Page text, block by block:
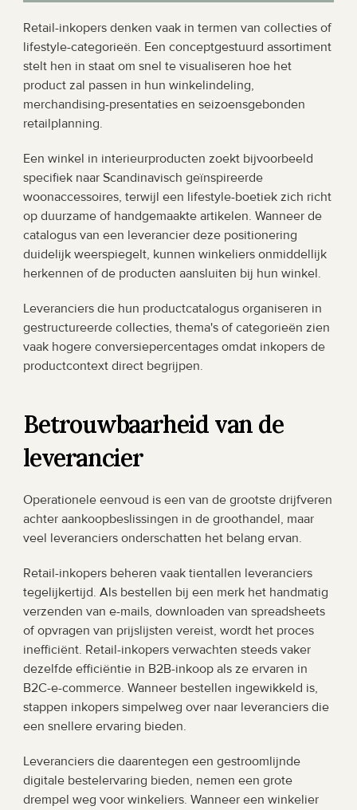
Retail-inkopers denken vaak in termen van collecties of
lifestyle-categorieën. Een conceptgestuurd assortiment
stelt hen in staat om snel te visualiseren hoe het
product zal passen in hun winkelindeling,
merchandising-presentaties en seizoensgebonden
retailplanning.
Een winkel in interieurproducten zoekt bijvoorbeeld
specifiek naar Scandinavisch geïnspireerde
woonaccessoires, terwijl een lifestyle-boetiek zich richt
op duurzame of handgemaakte artikelen. Wanneer de
catalogus van een leverancier deze positionering
duidelijk weerspiegelt, kunnen winkeliers onmiddellijk
herkennen of de producten aansluiten bij hun winkel.
Leveranciers die hun productcatalogus organiseren in
gestructureerde collecties, thema's of categorieën zien
vaak hogere conversiepercentages omdat inkopers de
productcontext direct begrijpen.
Betrouwbaarheid van de
leverancier
Operationele eenvoud is een van de grootste drijfveren
achter aankoopbeslissingen in de groothandel, maar
veel leveranciers onderschatten het belang ervan.
Retail-inkopers beheren vaak tientallen leveranciers
tegelijkertijd. Als bestellen bij een merk het handmatig
verzenden van e-mails, downloaden van spreadsheets
of opvragen van prijslijsten vereist, wordt het proces
inefficiënt. Retail-inkopers verwachten steeds vaker
dezelfde efficiëntie in B2B-inkoop als ze ervaren in
B2C-e-commerce. Wanneer bestellen ingewikkeld is,
stappen inkopers simpelweg over naar leveranciers die
een snellere ervaring bieden.
Leveranciers die daarentegen een gestroomlijnde
digitale bestelervaring bieden, nemen een grote
drempel weg voor winkeliers. Wanneer een winkelier